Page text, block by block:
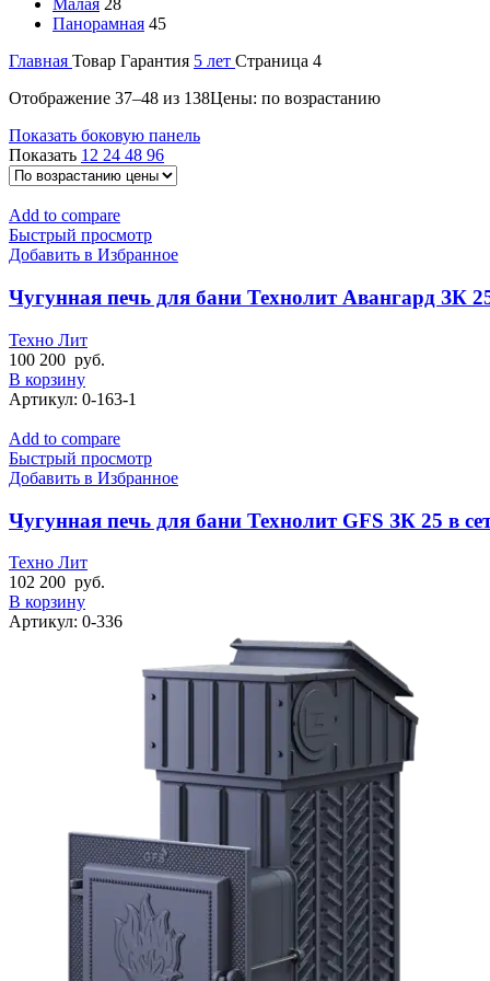
Малая 28
Панорамная 45
Главная Товар Гарантия 5 лет Страница 4
Отображение 37–48 из 138Цены: по возрастанию
Показать боковую панель
Показать 12 24 48 96
Add to compare
Быстрый просмотр
Добавить в Избранное
Чугунная печь для бани Технолит Авангард ЗК
Техно Лит
100 200 руб.
В корзину
Артикул: 0-163-1
Add to compare
Быстрый просмотр
Добавить в Избранное
Чугунная печь для бани Технолит GFS ЗК 25 в
Техно Лит
102 200 руб.
В корзину
Артикул: 0-336